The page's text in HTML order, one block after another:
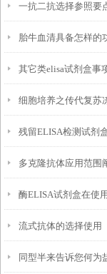
一抗二抗选择参照要
胎牛血清具备怎样的
其它类elisa试剂盒事
细胞培养之传代复苏
残留ELISA检测试剂
多克隆抗体应用范围
酶ELISA试剂盒在使
文！
流式抗体的选择使用
同型半来告诉您何为